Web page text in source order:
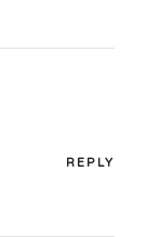
REPLY